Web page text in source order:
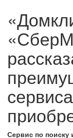
Сервис по поиску